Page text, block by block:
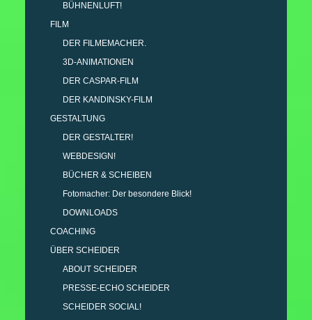
BÜHNENLUFT!
FILM
DER FILMEMACHER.
3D-ANIMATIONEN
DER CASPAR-FILM
DER KANDINSKY-FILM
GESTALTUNG
DER GESTALTER!
WEBDESIGN!
BÜCHER & SCHEIBEN
Fotomacher: Der besondere Blick!
DOWNLOADS
COACHING
ÜBER SCHEIDER
ABOUT SCHEIDER
PRESSE-ECHO SCHEIDER
SCHEIDER SOCIAL!